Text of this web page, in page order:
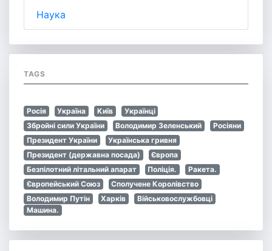
Наука
TAGS
Росія Україна Київ
Українці
Збройні сили України
Володимир Зеленський
Росіяни
Президент України
Українська гривня
Президент (державна посада)
Європа
Безпілотний літальний апарат
Поліція.
Ракета.
Європейський Союз
Сполучене Королівство
Володимир Путін
Харків
Військовослужбовці
Машина.